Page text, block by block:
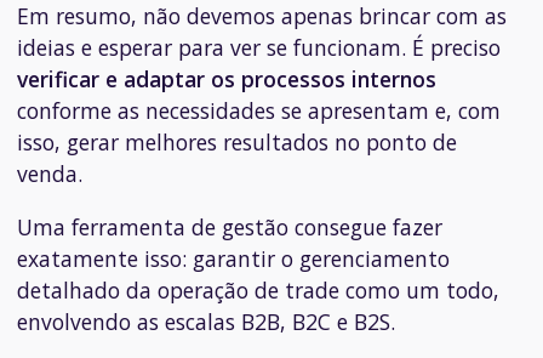
Em resumo, não devemos apenas brincar com as
ideias e esperar para ver se funcionam. É preciso
verificar e adaptar os processos internos
conforme as necessidades se apresentam e, com
isso, gerar melhores resultados no ponto de
venda.
Uma ferramenta de gestão consegue fazer
exatamente isso: garantir o gerenciamento
detalhado da operação de trade como um todo,
envolvendo as escalas B2B, B2C e B2S.